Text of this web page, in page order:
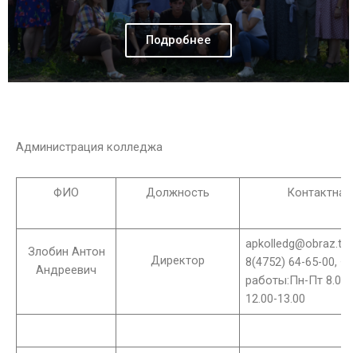
Подробнее
Администрация колледжа
ФИО Должность
Злобин Антон
Андреевич
Директор
8(4752) 64-65-00,
работы:Пн-Пт 8.00-
12.00-13.00